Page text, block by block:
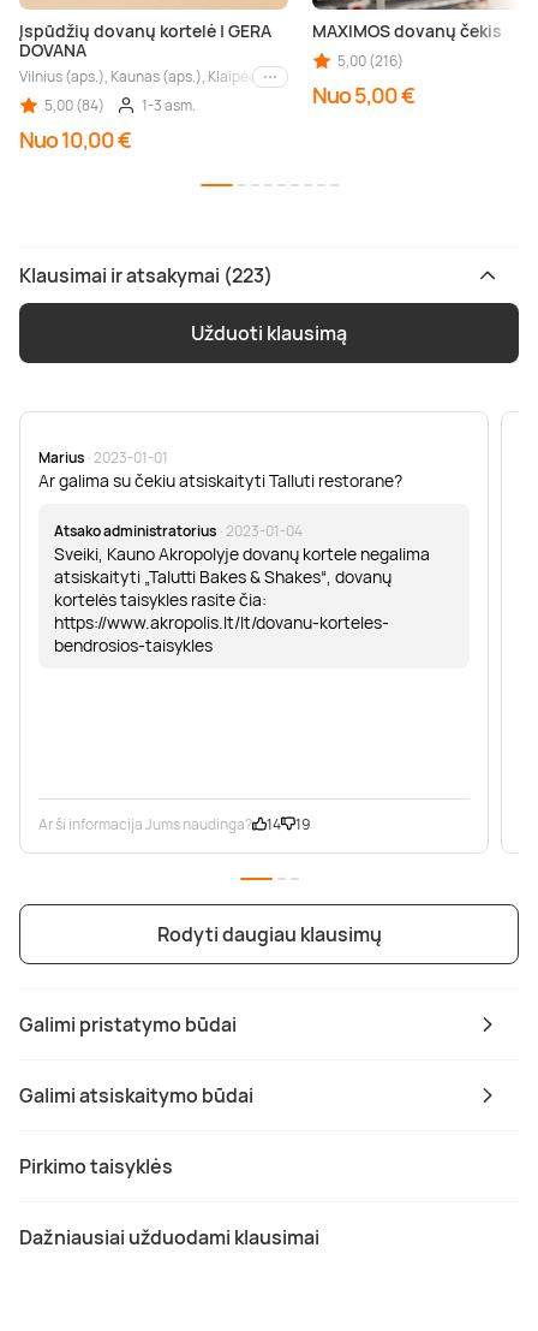
Galimi pristatymo būdai
Galimi atsiskaitymo būdai
Pirkimo taisyklės
Dažniausiai užduodami klausimai
Įspūdžių dovanų kortelė | GERA
DOVANA
Vilnius (aps.), Kaunas (aps.), Klaipėda (aps.), Palanga (aps.), Nida (aps.),
Kiti miestai
5,00 (84)
1-3 asm.
Nuo 10,00 €
MAXIMOS dovanų čekis
5,00 (216)
Nuo 5,00 €
Klausimai ir atsakymai (223)
Užduoti klausimą
Marius · 2023-01-01
Ar galima su čekiu atsiskaityti Talluti restorane?
Atsako administratorius · 2023-01-04
Sveiki, Kauno Akropolyje dovanų kortele negalima
atsiskaityti „Talutti Bakes & Shakes“, dovanų
kortelės taisykles rasite čia:
https://www.akropolis.lt/lt/dovanu-korteles-
bendrosios-taisykles
Ar ši informacija Jums naudinga? 14 19
Rodyti daugiau klausimų